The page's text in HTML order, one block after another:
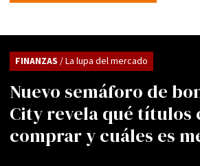
Nuevo semáforo de
City revela qué títulos
comprar y cuáles es
FINANZAS / La lupa del mercado